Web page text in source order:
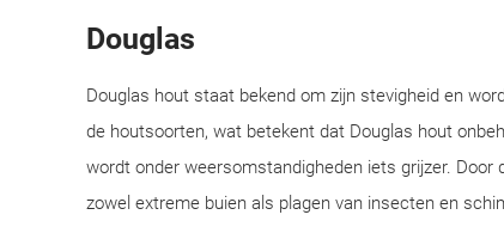
Douglas
Douglas hout staat bekend om zijn stevigheid en
de houtsoorten, wat betekent dat Douglas hout
wordt onder weersomstandigheden iets grijzer.
zowel extreme buien als plagen van insecten en